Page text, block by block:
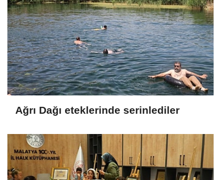
Ağrı Dağı eteklerinde serinlediler